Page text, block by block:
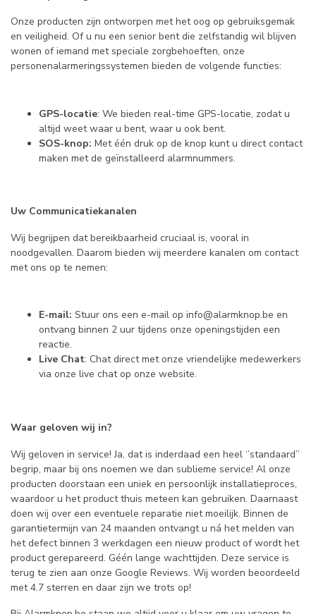
Onze producten zijn ontworpen met het oog op gebruiksgemak
en veiligheid. Of u nu een senior bent die zelfstandig wil blijven
wonen of iemand met speciale zorgbehoeften, onze
personenalarmeringssystemen bieden de volgende functies:
GPS-locatie: We bieden real-time GPS-locatie, zodat u
altijd weet waar u bent, waar u ook bent.
SOS-knop: Met één druk op de knop kunt u direct contact
maken met de geïnstalleerd alarmnummers.
Uw Communicatiekanalen
Wij begrijpen dat bereikbaarheid cruciaal is, vooral in
noodgevallen. Daarom bieden wij meerdere kanalen om contact
met ons op te nemen:
E-mail: Stuur ons een e-mail op info@alarmknop.be en
ontvang binnen 2 uur tijdens onze openingstijden een
reactie.
Live Chat: Chat direct met onze vriendelijke medewerkers
via onze live chat op onze website.
Waar geloven wij in?
Wij geloven in service! Ja, dat is inderdaad een heel ‘’standaard’’
begrip, maar bij ons noemen we dan sublieme service! Al onze
producten doorstaan een uniek en persoonlijk installatieproces,
waardoor u het product thuis meteen kan gebruiken. Daarnaast
doen wij over een eventuele reparatie niet moeilijk. Binnen de
garantietermijn van 24 maanden ontvangt u ná het melden van
het defect binnen 3 werkdagen een nieuw product of wordt het
product gerepareerd. Géén lange wachttijden. Deze service is
terug te zien aan onze Google Reviews. Wij worden beoordeeld
met 4.7 sterren en daar zijn we trots op!